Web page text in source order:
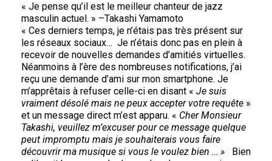
« Je pense qu’il est le meilleur chanteur de jazz
masculin actuel. » –Takashi Yamamoto
« Ces derniers temps, je n’étais pas très présent sur
les réseaux sociaux… Je n’étais donc pas en plein à
recevoir de nouvelles demandes d’amitiés virtuelles.
Néanmoins à l’ère des nombreuses notifications, j’ai
reçu une demande d’ami sur mon smartphone. Je
m’apprêtais à refuser celle-ci en disant « Je suis
vraiment désolé mais ne peux accepter votre requête »
et un message direct m’est apparu. « Cher Monsieur
Takashi, veuillez m’excuser pour ce message quelque
peut impromptu mais je souhaiterais vous faire
découvrir ma musique si vous le voulez bien … »
Bien